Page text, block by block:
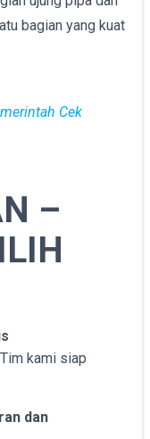
bagian yang kuat
Cek
–
kami siap
dan